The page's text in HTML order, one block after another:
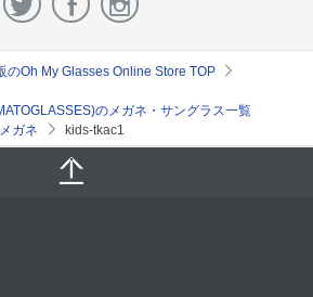
のOh My Glasses Online Store TOP
のメガネ・サングラス一覧
ガネ
kids-tkac1